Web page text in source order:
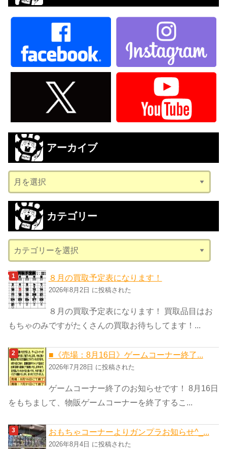
アーカイブ
ー
カ
ブ
カテゴリー
テ
ゴ
リ
ー
８月の買取予定表になります！
2026年8月2日 に投稿された
８月の買取予定表になります！ 買取品目はお
もちゃのみですがたくさんの買取お待ちしてます！...
■《売場：8月16日》ゲームコーナー終了...
2026年7月28日 に投稿された
ゲームコーナー終了のお知らせです！ 8月16日
をもちまして、物販ゲームコーナーを終了するこ...
おもちゃコーナーよりガンプラお知らせ^_...
2026年8月4日 に投稿された